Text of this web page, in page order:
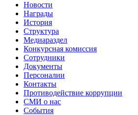
Новости
Награды
История
Структура
Медиараздел
Конкурсная комиссия
Сотрудники
Документы
Персоналии
Контакты
Противодействие коррупции
СМИ о нас
События